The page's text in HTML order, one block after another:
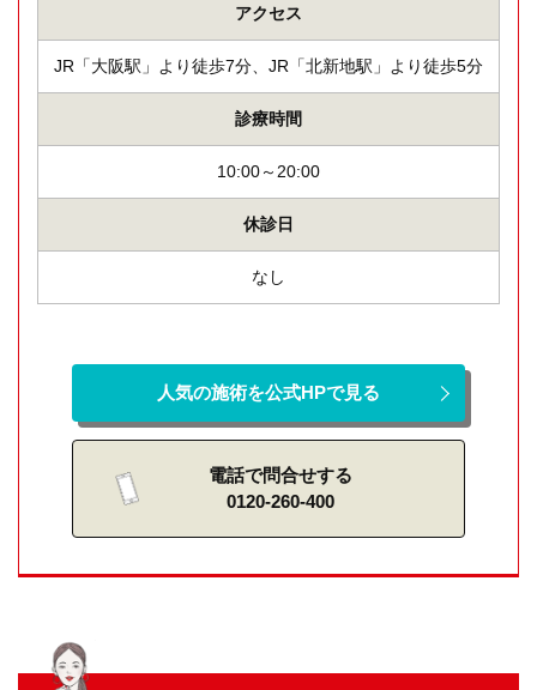
アクセス
JR「大阪駅」より徒歩7分、JR「北新地駅」より徒歩5分
診療時間
10:00～20:00
休診日
なし
人気の施術を公式HPで見る
電話で問合せする
0120-260-400